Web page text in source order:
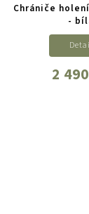
Chrániče
-
2